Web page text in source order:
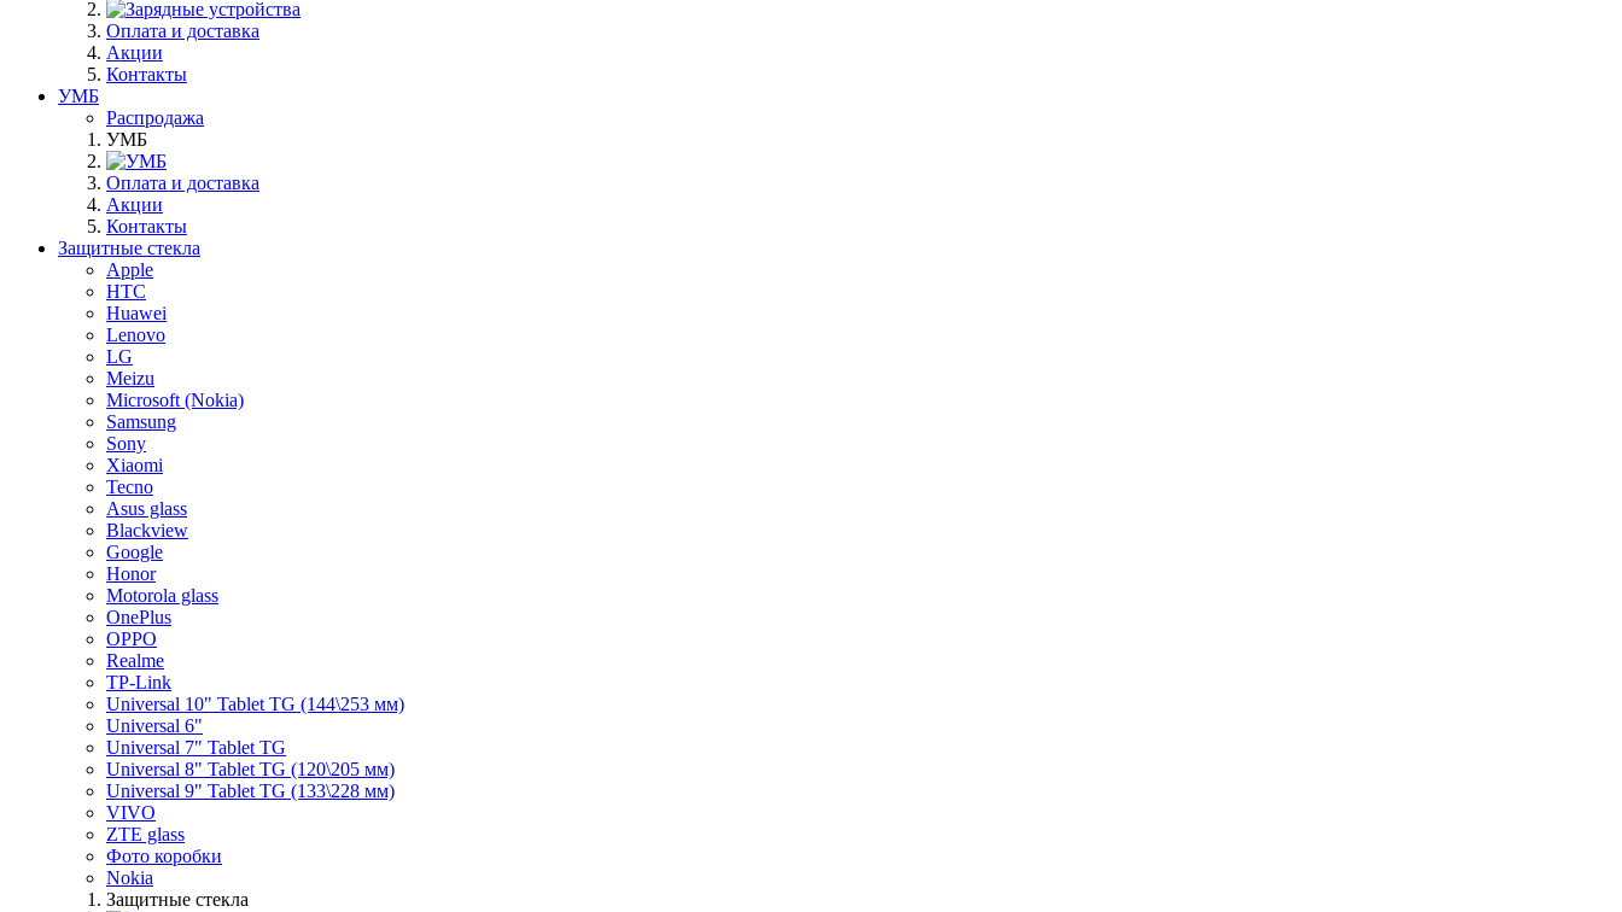
Оплата и доставка
Акции
Контакты
УМБ
Распродажа
УМБ
Оплата и доставка
Акции
Контакты
Защитные стекла
Apple
HTC
Huawei
Lenovo
LG
Meizu
Microsoft (Nokia)
Samsung
Sony
Xiaomi
Tecno
Asus glass
Blackview
Google
Honor
Motorola glass
OnePlus
OPPO
Realme
TP-Link
Universal 10" Tablet TG (144\253 мм)
Universal 6"
Universal 7" Tablet TG
Universal 8" Tablet TG (120\205 мм)
Universal 9" Tablet TG (133\228 мм)
VIVO
ZTE glass
Фото коробки
Nokia
Защитные стекла